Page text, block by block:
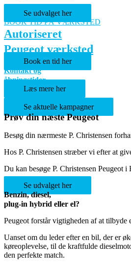
Se udvalget her
BOOK TID PÅ VÆRKSTED
Autoriseret
Peugeot værksted
Book en tid her
Kontakt og
åbningstider
Læs mere her
Kampagner
Se aktuelle kampagner
Prøv din næste Peugeot
Besøg din nærmeste P. Christensen
Hos P. Christensen stræber vi efter at
Du kan besøge P. Christensen
Se udvalget her
Benzin, diesel,
plug-in hybrid eller el?
Peugeot forstår vigtigheden af at
Uanset om du leder efter en bil, der er
køreoplevelse, til de kraftfulde
den perfekte match.